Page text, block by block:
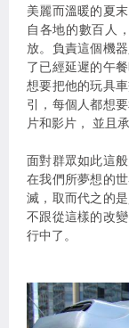
美麗而溫暖的夏
自各地的數百人
放。負責這個機
了已經延遲的午
想要把他的玩具
引，每個人都想
片和影片， 並且
面對群眾如此這
在我們所夢想的
滅，取而代之的
不跟從這樣的改
行中了。